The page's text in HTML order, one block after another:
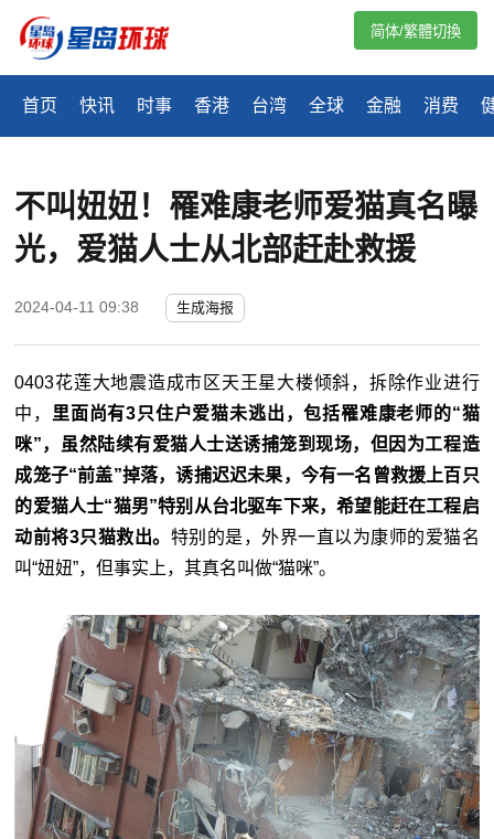
首页 快讯 时事 香港 台湾 全球 金融 消费
简体/繁體切換
不叫妞妞！罹难康老师爱猫真名曝
光，爱猫人士从北部赶赴救援
2024-04-11 09:38 生成海报
0403花莲大地震造成市区天王星大楼倾斜，拆除作业进行
中，
里面尚有3只住户爱猫未逃出，包括罹难康老师的“猫
咪”，虽然陆续有爱猫人士送诱捕笼到现场，但因为工程造
成笼子“前盖”掉落，诱捕迟迟未果，今有一名曾救援上百只
的爱猫人士“猫男”特别从台北驱车下来，希望能赶在工程启
动前将3只猫救出。 特别的是，外界一直以为康师的爱猫名
叫“妞妞”，但事实上，其真名叫做“猫咪”。